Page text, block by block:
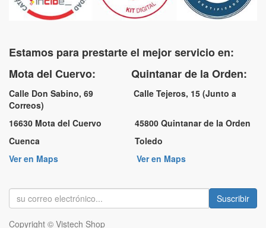
Estamos para prestarte el mejor servicio en:
Mota del Cuervo: Quintanar de la Orden:
Calle Don Sabino, 69 Calle Tejeros, 15 (Junto a
Correos)
16630 Mota del Cuervo 45800 Quintanar de la Orden
Cuenca Toledo
Ver en Maps
Ver en Maps
Suscribir
Copyright © Vistech Shop